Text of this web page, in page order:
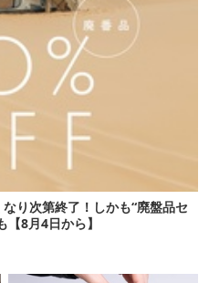
り次第終了！しかも“廃盤品セ
8月4日から】